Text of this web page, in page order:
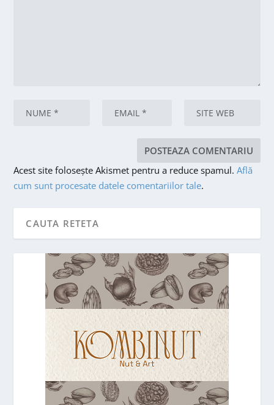
Acest site folosește Akismet pentru a reduce spamul.Află
cum sunt procesate datele comentariilor tale.